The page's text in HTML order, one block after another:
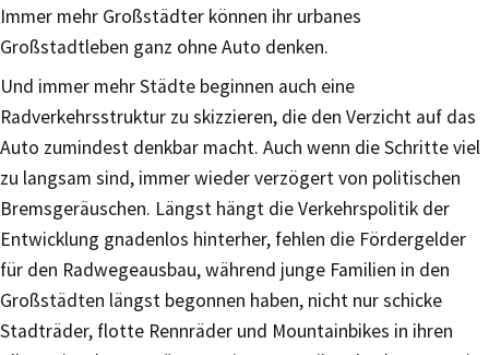
Immer mehr Großstädter können ihr urbanes
Großstadtleben ganz ohne Auto denken.
Und immer mehr Städte beginnen auch eine
Radverkehrsstruktur zu skizzieren, die den Verzicht auf das
Auto zumindest denkbar macht. Auch wenn die Schritte viel
zu langsam sind, immer wieder verzögert von politischen
Bremsgeräuschen. Längst hängt die Verkehrspolitik der
Entwicklung gnadenlos hinterher, fehlen die Fördergelder
für den Radwegeausbau, während junge Familien in den
Großstädten längst begonnen haben, nicht nur schicke
Stadträder, flotte Rennräder und Mountainbikes in ihren